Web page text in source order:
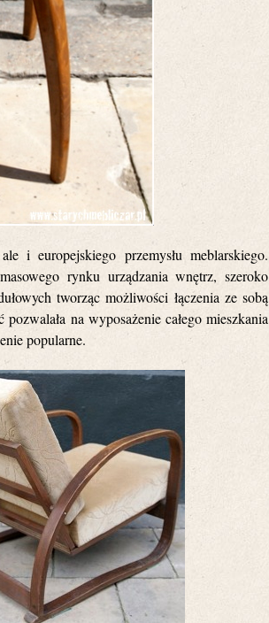
i europejskiego przemysłu meblarskiego.
rynku urządzania wnętrz, szeroko
tworząc możliwości łączenia ze sobą
na wyposażenie całego mieszkania
popularne.